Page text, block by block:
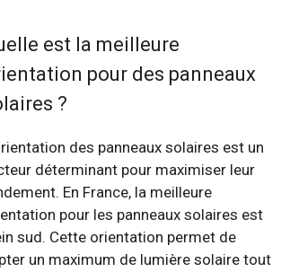
est la meilleure
pour des panneaux
?
des panneaux solaires est un
déterminant pour maximiser leur
En France, la meilleure
pour les panneaux solaires est
sud. Cette orientation permet de
un maximum de lumière solaire tout